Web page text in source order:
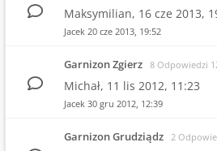
Maksymilian, 16 cze 2013,
Jacek 20 cze 2013, 19:52
Garnizon Zgierz 8 Odpowiedzi
Michał, 11 lis 2012, 11:23
Jacek 30 gru 2012, 12:39
Garnizon Grudziądz 2